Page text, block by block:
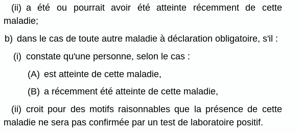
(ii) a été ou pourrait avoir été atteinte récemment de cette
maladie;
b) dans le cas de toute autre maladie à déclaration obligatoire, s'il :
(i) constate qu'une personne, selon le cas :
(A) est atteinte de cette maladie,
(B) a récemment été atteinte de cette maladie,
(ii) croit pour des motifs raisonnables que la présence de cette
maladie ne sera pas confirmée par un test de laboratoire positif.